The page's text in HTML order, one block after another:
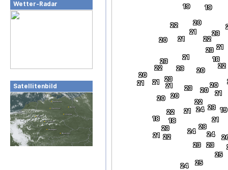
Wetter-Radar
Satellitenbild 21
20
20
21
21
21
19
23
20
22
23
24
25
19
20
21
20
22
21
18
20
22
23
24
22
23
23
21
23
23
21
23
21
20
19
21
20
23
23
22
22
22
25
23
18
24
18
24
21